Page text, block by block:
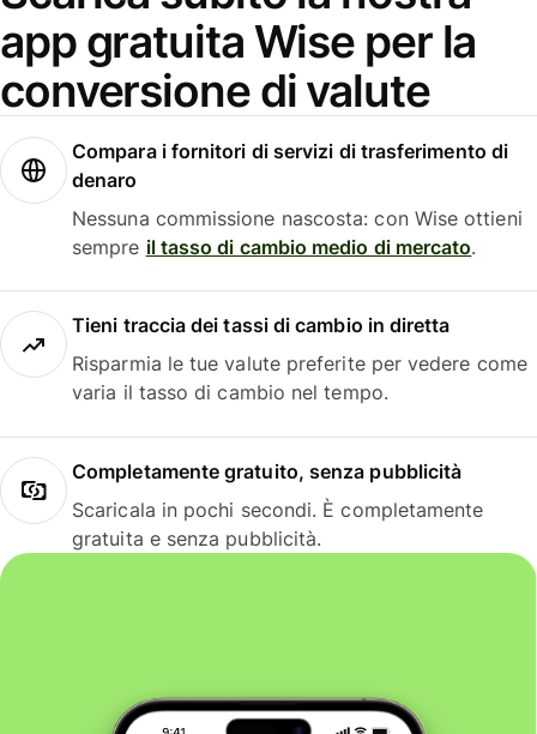
app gratuita Wise per la
conversione di valute
Compara i fornitori di servizi di trasferimento di
denaro
Nessuna commissione nascosta: con Wise ottieni
sempre il tasso di cambio medio di mercato.
Tieni traccia dei tassi di cambio in diretta
Risparmia le tue valute preferite per vedere come
varia il tasso di cambio nel tempo.
Completamente gratuito, senza pubblicità
Scaricala in pochi secondi. È completamente
gratuita e senza pubblicità.